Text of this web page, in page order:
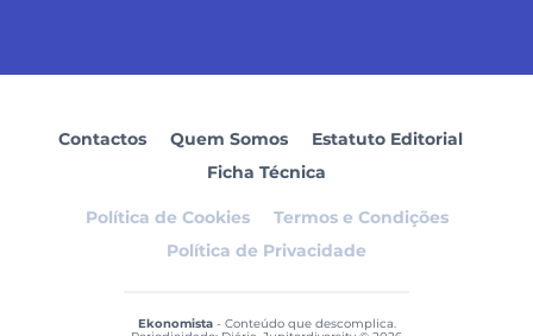
Contactos Quem Somos
Estatuto Editorial
Ficha Técnica
Política de Cookies
Termos e Condições
Política de Privacidade
Ekonomista- Conteúdo que descomplica.